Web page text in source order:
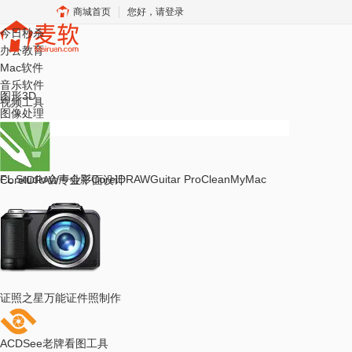
商城首页 您好，请登录
今日秒杀
办公教育
Mac软件
音乐软件
视频工具
取消
热门搜索
FL Studio会声会影CorelDRAWGuitar ProCleanMyMac
图形3D
图像处理
CorelDRAW专业平面设计
证照之星万能证件照制作
ACDSee老牌看图工具